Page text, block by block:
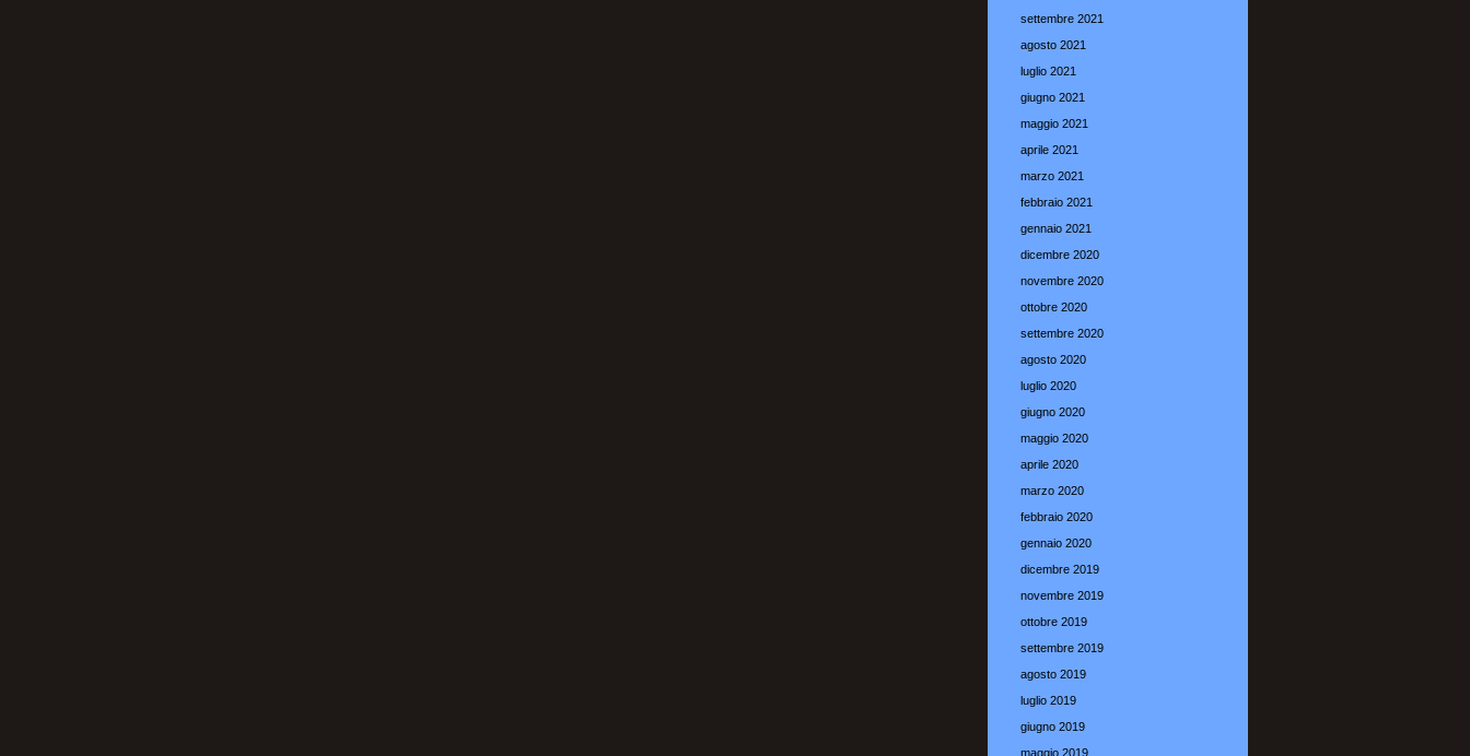
settembre 2021
agosto 2021
luglio 2021
giugno 2021
maggio 2021
aprile 2021
marzo 2021
febbraio 2021
gennaio 2021
dicembre 2020
novembre 2020
ottobre 2020
settembre 2020
agosto 2020
luglio 2020
giugno 2020
maggio 2020
aprile 2020
marzo 2020
febbraio 2020
gennaio 2020
dicembre 2019
novembre 2019
ottobre 2019
settembre 2019
agosto 2019
luglio 2019
giugno 2019
maggio 2019